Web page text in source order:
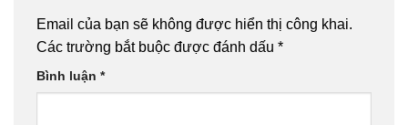
Email của bạn sẽ không được hiển thị công khai.
Các trường bắt buộc được đánh dấu *
Bình luận *